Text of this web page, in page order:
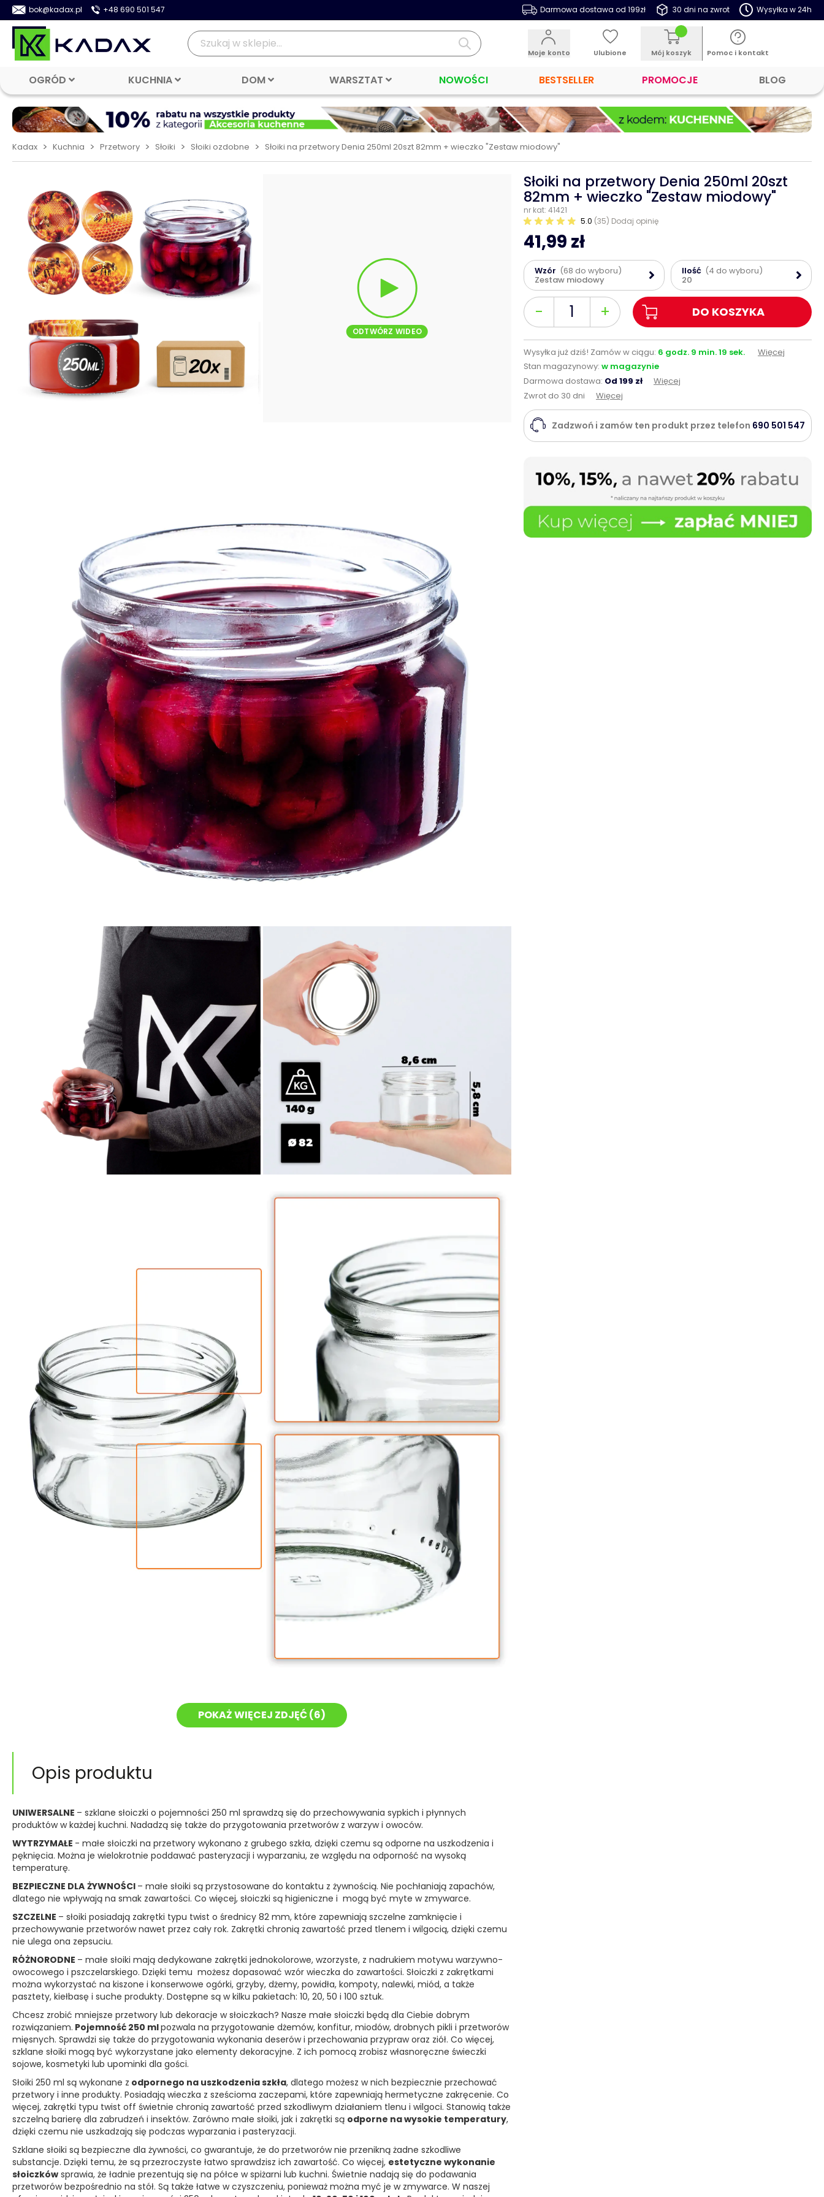
bok@kadax.pl +48 690 501 547 Darmowa dostawa od 199zł 30 dni na zwrot Wysyłka w 24h
Moje konto Ulubione Mój koszyk Pomoc i kontakt
OGRÓD KUCHNIA DOM WARSZTAT NOWOŚCI BESTSELLER PROMOCJE BLOG
Kadax > Kuchnia > Przetwory > Słoiki > Słoiki ozdobne > Słoiki na przetwory Denia 250ml 20szt 82mm + wieczko "Zestaw miodowy"
ODTWÓRZ WIDEO
POKAŻ WIĘCEJ ZDJĘĆ (6)
Opis produktu
UNIWERSALNE – szklane słoiczki o pojemności 250 ml sprawdzą się do przechowywania sypkich i płynnych
produktów w każdej kuchni. Nadadzą się także do przygotowania przetworów z warzyw i owoców.
WYTRZYMAŁE - małe słoiczki na przetwory wykonano z grubego szkła, dzięki czemu są odporne na uszkodzenia i
pęknięcia. Można je wielokrotnie poddawać pasteryzacji i wyparzaniu, ze względu na odporność na wysoką
temperaturę.
BEZPIECZNE DLA ŻYWNOŚCI – małe słoiki są przystosowane do kontaktu z żywnością. Nie pochłaniają zapachów,
dlatego nie wpływają na smak zawartości. Co więcej, słoiczki są higieniczne i mogą być myte w zmywarce.
SZCZELNE – słoiki posiadają zakrętki typu twist o średnicy 82 mm, które zapewniają szczelne zamknięcie i
przechowywanie przetworów nawet przez cały rok. Zakrętki chronią zawartość przed tlenem i wilgocią, dzięki czemu
nie ulega ona zepsuciu.
RÓŻNORODNE – małe słoiki mają dedykowane zakrętki jednokolorowe, wzorzyste, z nadrukiem motywu warzywno-
owocowego i pszczelarskiego. Dzięki temu możesz dopasować wzór wieczka do zawartości. Słoiczki z zakrętkami
można wykorzystać na kiszone i konserwowe ogórki, grzyby, dżemy, powidła, kompoty, nalewki, miód, a także
pasztety, kiełbasę i suche produkty. Dostępne są w kilku pakietach: 10, 20, 50 i 100 sztuk.
Chcesz zrobić mniejsze przetwory lub dekoracje w słoiczkach? Nasze małe słoiczki będą dla Ciebie dobrym
rozwiązaniem. Pojemność 250 mlpozwala na przygotowanie dżemów, konfitur, miodów, drobnych pikli i przetworów
mięsnych. Sprawdzi się także do przygotowania wykonania deserów i przechowania przypraw oraz ziół. Co więcej,
szklane słoiki mogą być wykorzystane jako elementy dekoracyjne. Z ich pomocą zrobisz własnoręczne świeczki
sojowe, kosmetyki lub upominki dla gości.
Słoiki 250 ml są wykonane z odpornego na uszkodzenia szkła, dlatego możesz w nich bezpiecznie przechować
przetwory i inne produkty. Posiadają wieczka z sześcioma zaczepami, które zapewniają hermetyczne zakręcenie. Co
więcej, zakrętki typu twist off świetnie chronią zawartość przed szkodliwym działaniem tlenu i wilgoci. Stanowią także
szczelną barierę dla zabrudzeń i insektów. Zarówno małe słoiki, jak i zakrętki są odporne na wysokie temperatury,
dzięki czemu nie uszkadzają się podczas wyparzania i pasteryzacji.
Szklane słoiki są bezpieczne dla żywności, co gwarantuje, że do przetworów nie przenikną żadne szkodliwe
substancje. Dzięki temu, że są przezroczyste łatwo sprawdzisz ich zawartość. Co więcej, estetyczne wykonanie
słoiczków sprawia, że ładnie prezentują się na półce w spiżarni lub kuchni. Świetnie nadają się do podawania
przetworów bezpośrednio na stół. Są także łatwe w czyszczeniu, ponieważ można myć je w zmywarce. W naszej
Słoiki na przetwory Denia 250ml 20szt
82mm + wieczko "Zestaw miodowy"
nr kat: 41421
5.0 (35) Dodaj opinię
41,99 zł
Wzór (68 do wyboru)
Zestaw miodowy
Ilość (4 do wyboru)
20
-
Ilość + DO KOSZYKA
Wysyłka już dziś! Zamów w ciągu: 6 godz. 9 min.18 sek.
Więcej
Stan magazynowy: w magazynie
Darmowa dostawa: Od 199 zł
Więcej
Zwrot do 30 dni
Więcej
Zadzwoń i zamów ten produkt przez telefon 690 501 547